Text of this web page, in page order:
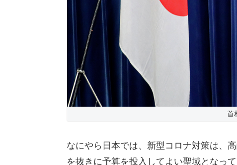
首
なにやら日本では、新型コロナ対策は、
を抜きに予算を投入してよい聖域となって